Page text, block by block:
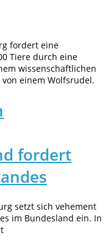
fordert eine
Tiere durch eine
wissenschaftlichen
einem Wolfsrudel.
fordert
setzt sich vehement
im Bundesland ein. In